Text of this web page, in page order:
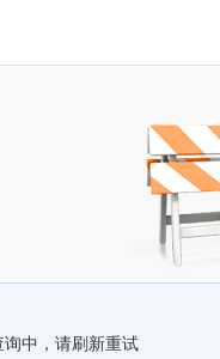
询中，请刷新重试